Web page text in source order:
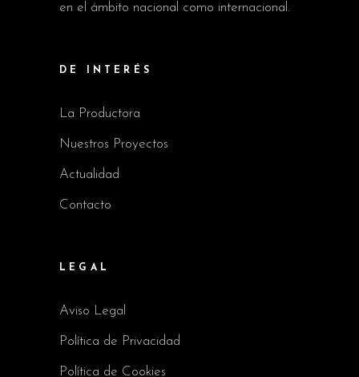
en el ámbito nacional como internacional.
DE INTERÉS
La Productora
Nuestros Proyectos
Actualidad
Contacto
LEGAL
Aviso Legal
Política de Privacidad
Política de Cookies